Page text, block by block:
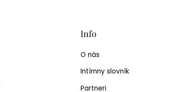
Info
O nás
Intímny slovník
Partneri